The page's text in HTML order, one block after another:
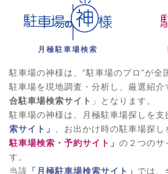
月極駐車場検索
駐車場の神様は、“駐車場のプロ”が全
駐車場を現地調査・分析し、厳選紹介
合駐車場検索サイト 」となります。
駐車場の神様は、月極駐車場探しを支
索サイト」
、お出かけ時の駐車場探し
駐車場検索・予約サイト」 の２つのサ
す。
当該 「月極駐車場検索サイト」 では、